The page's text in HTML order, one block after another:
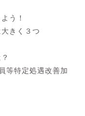
う！
きく３つ
等特定処遇改善加